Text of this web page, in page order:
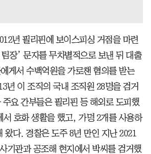
년 필리핀에 보이스피싱 거점을 마련
장’ 문자를 무차별적으로 보낸 뒤 대출
게서 수백억원을 가로챈 혐의를 받는
년 이 조직의 국내 조직원 28명을 검거
요 간부들은 필리핀 등 해외로 도피했
서 호화 생활을 했고, 가명 2개를 사용하
왔다. 경찰은 도주 8년 만인 지난 2021
기관과 공조해 현지에서 박씨를 검거했